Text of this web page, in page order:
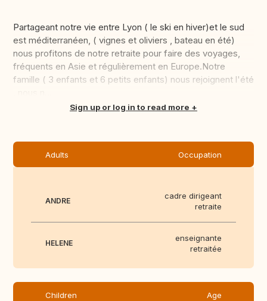
Partageant notre vie entre Lyon ( le ski en hiver)et le sud
est méditerranéen, ( vignes et oliviers , bateau en été)
nous profitons de notre retraite pour faire des voyages,
fréquents en Asie et régulièrement en Europe.Notre
famille ( 3 enfants et 6 petits enfants) nous rejoignent l'été
Translate thisSign up or log in to read more
Adults Occupation
ANDRE
cadre dirigeant
retraite
HELENE
enseignante
retraitée
Children Age